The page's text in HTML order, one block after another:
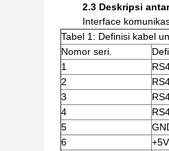
2.3 Deskripsi
Interface
Tabel 1: Definisi kabel
Nomor seri.
1
2
3
4
5
6
+5V